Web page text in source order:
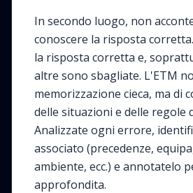
In secondo luogo, non
conoscere la risposta
la risposta corretta e,
altre sono sbagliate. L'ETM
memorizzazione cieca, ma di
delle situazioni e delle regole
Analizzate ogni errore,
associato (precedenze,
ambiente, ecc.) e annotatelo
approfondita.